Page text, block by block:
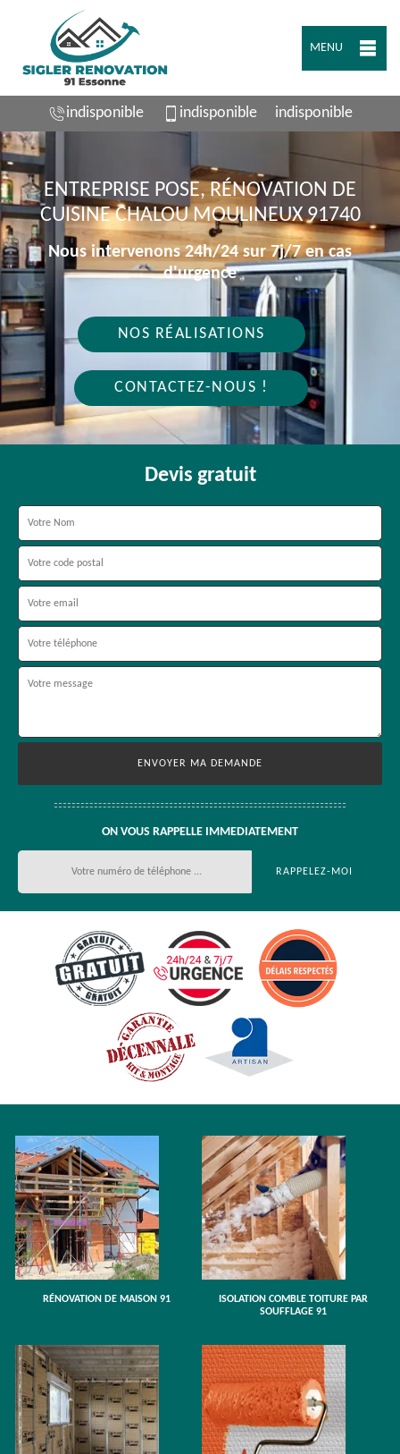
MENU
indisponible indisponible indisponible
ENTREPRISE POSE, RÉNOVATION DE
CUISINE CHALOU MOULINEUX 91740
Nous intervenons 24h/24 sur 7j/7 en cas
d'urgence
NOS RÉALISATIONS
CONTACTEZ-NOUS !
Devis gratuit
ON VOUS RAPPELLE IMMEDIATEMENT
RÉNOVATION DE MAISON 91
ISOLATION COMBLE TOITURE PAR
SOUFFLAGE 91